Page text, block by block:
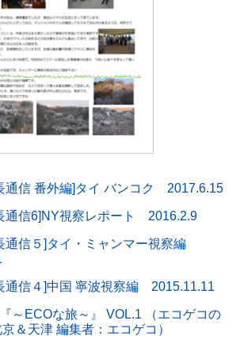
通信 番外編]タイ バンコク 2017.6.15
通信6]NY視察レポート 2016.2.9
通信５]タイ・ミャンマー視察編
通信４]中国 寧波視察編 2015.11.11
～ECOな旅～』 VOL.1 （エコゲコの
＆天津 編集者：エコゲコ）